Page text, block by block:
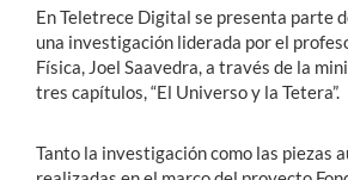
En Teletrece Digital se presenta parte
una investigación liderada por el
Física, Joel Saavedra, a través de la
tres capítulos, “El Universo y la Tetera”.
Tanto la investigación como las piezas